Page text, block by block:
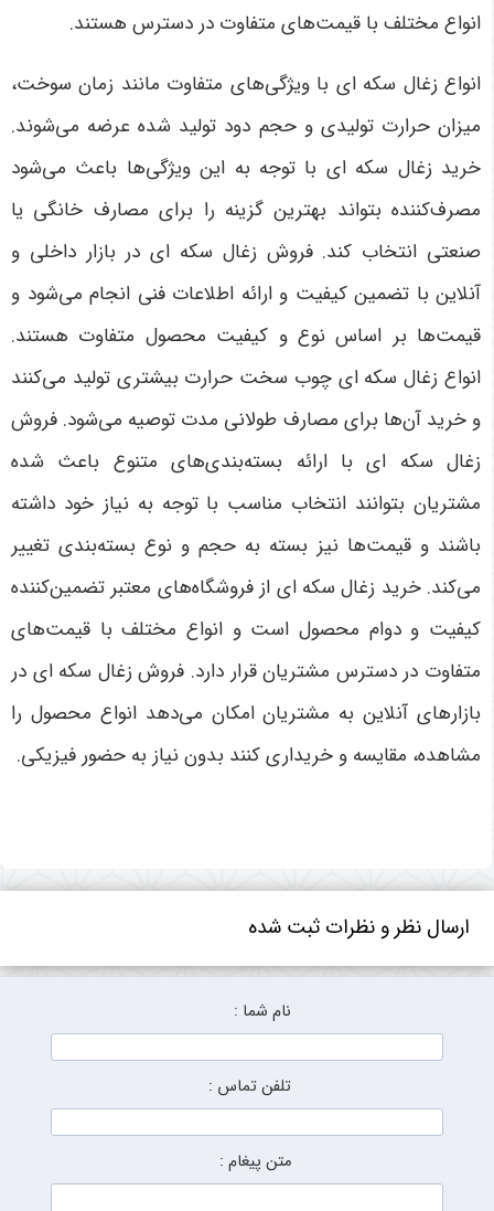
انواع مختلف با قیمت‌های متفاوت در دسترس هستند.
انواع زغال سکه ای با ویژگی‌های متفاوت مانند زمان سوخت،
میزان حرارت تولیدی و حجم دود تولید شده عرضه می‌شوند.
خرید زغال سکه ای با توجه به این ویژگی‌ها باعث می‌شود
مصرف‌کننده بتواند بهترین گزینه را برای مصارف خانگی یا
صنعتی انتخاب کند. فروش زغال سکه ای در بازار داخلی و
آنلاین با تضمین کیفیت و ارائه اطلاعات فنی انجام می‌شود و
قیمت‌ها بر اساس نوع و کیفیت محصول متفاوت هستند.
انواع زغال سکه ای چوب سخت حرارت بیشتری تولید می‌کنند
و خرید آن‌ها برای مصارف طولانی مدت توصیه می‌شود. فروش
زغال سکه ای با ارائه بسته‌بندی‌های متنوع باعث شده
مشتریان بتوانند انتخاب مناسب با توجه به نیاز خود داشته
باشند و قیمت‌ها نیز بسته به حجم و نوع بسته‌بندی تغییر
می‌کند. خرید زغال سکه ای از فروشگاه‌های معتبر تضمین‌کننده
کیفیت و دوام محصول است و انواع مختلف با قیمت‌های
متفاوت در دسترس مشتریان قرار دارد. فروش زغال سکه ای در
بازارهای آنلاین به مشتریان امکان می‌دهد انواع محصول را
مشاهده، مقایسه و خریداری کنند بدون نیاز به حضور فیزیکی.
ارسال نظر و نظرات ثبت شده
نام شما :
تلفن تماس :
متن پیغام :